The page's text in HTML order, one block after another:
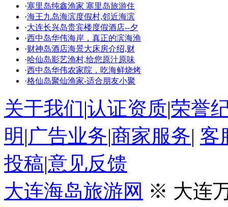
·塞里岛纯鑫渔家 塞里岛旅游住
·海王九岛海滨度假村,邻近海滨
·大连长兴岛贵宾楼度假酒店--夕
·西中岛华伟海岸，真正的滨海渔
·财神岛酒店海景大床房介绍,财
·哈仙岛影艺渔村,给您原汁原味
·西中岛华伟农家院，吃海鲜烧烤
·格仙岛聚仙渔家-适合朋友小聚
关于我们|认证资质|荣誉
明 |广告业务|商家服务| 客
投稿|意见反馈
大连海岛旅游网 ※ 大连